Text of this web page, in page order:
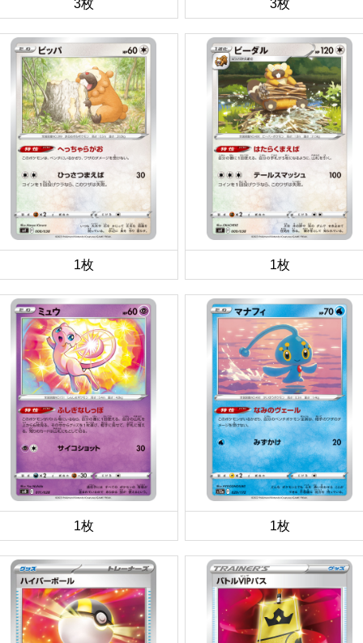
3枚 3枚
1枚 1枚
1枚 1枚